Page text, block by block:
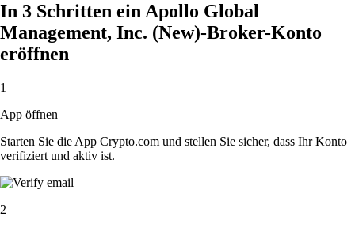
In 3 Schritten ein Apollo Global
Management, Inc. (New)-Broker-Konto
eröffnen
1
App öffnen
Starten Sie die App Crypto.com und stellen Sie sicher, dass Ihr Konto
verifiziert und aktiv ist.
2